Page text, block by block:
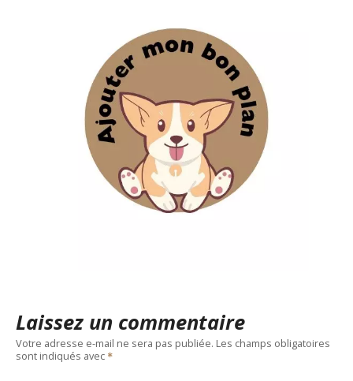
Laissez un commentaire
Votre adresse e-mail ne sera pas publiée. Les champs obligatoires
sont indiqués avec